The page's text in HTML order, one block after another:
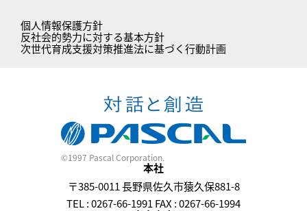
個人情報保護方針
反社会的勢力に対する基本方針
次世代育成支援対策推進法に基づく行動計画
©1997 Pascal Corporation.
本社
〒385-0011 長野県佐久市猿久保881-8
TEL : 0267-66-1991 FAX : 0267-66-1994